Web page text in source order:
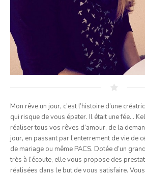
Mon rêve un jour, c’est l’histoire d’une
qui risque de vous épater. Il était une fée…
réaliser tous vos rêves d’amour, de la
jour, en passant par l’enterrement de vie de
de mariage ou même PACS. Dotée d’un
très à l’écoute, elle vous propose des
réalisées dans le but de vous satisfaire.